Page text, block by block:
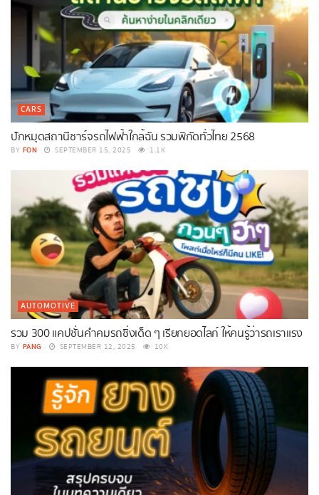
CARS
ปักหมุดสถานีชาร์จรถไฟฟ้าใกล้ฉัน รวมพิกัดทั่วไทย 2568
BY FON SEPTEMBER 15, 2025 1.1K
AUTOMOTIVE
รวม 300 แคปชั่นคําคมรถซิ่งเด็ด ๆ เรียกยอดไลก์ ให้คนรู้ว่ารถเราแรง
BY PANG SEPTEMBER 12, 2025 10K